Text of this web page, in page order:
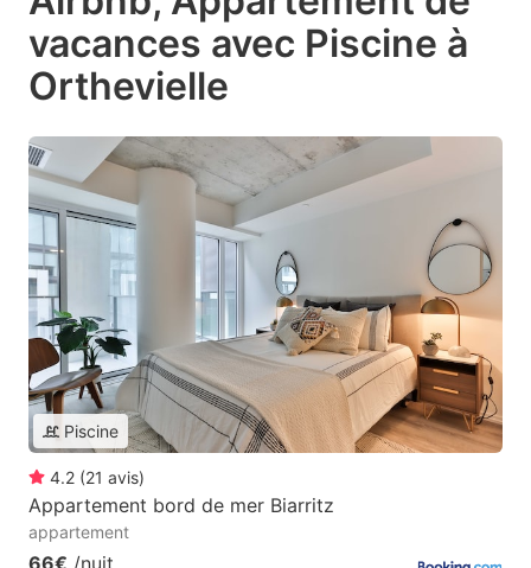
vacances avec Piscine à
Orthevielle
Piscine
4.2 (21 avis)
Appartement bord de mer Biarritz
appartement